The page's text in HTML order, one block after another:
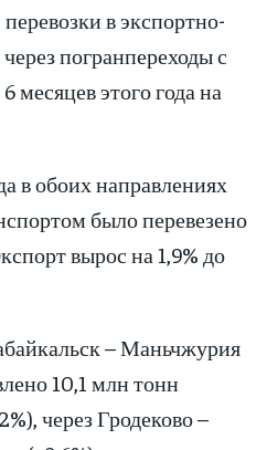
в экспортно-
погранпереходы с
месяцев этого года на
в обоих направлениях
было перевезено
вырос на 1,9% до
– Маньчжурия
10,1 млн тонн
через Гродеково –